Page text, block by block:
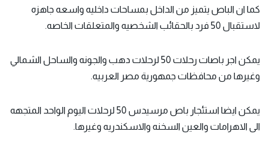
كما ان الباص يتميز من الداخل بمساحات داخليه واسعه جاهزه
لاستقبال 50 فرد بالحقائب الشخصيه والمتعلقات الخاصه.
يمكن اجر باصات رحلات 50 لرحلات دهب والجونه والساحل الشمالي
وغيرها من محافظات جمهورية مصر العربيه.
يمكن ايضا استئجار باص مرسيدس 50 لرحلات اليوم الواحد المتجهه
الى الاهرامات والعين السخنه والاسكندريه وغيرها.